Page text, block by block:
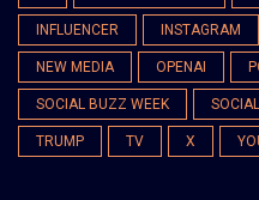
INFLUENCER INSTAGRAM
NEW MEDIA OPENAI
SOCIAL BUZZ WEEK
TRUMP TV X